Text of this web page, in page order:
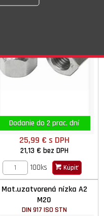
DIN 917 ISO STN
Dodanie do 2 prac. dní
25,99 € s DPH
21,13 € bez DPH
100ks
Kúpiť
Mat.uzatvorená nízka A2
M20
DIN 917 ISO STN